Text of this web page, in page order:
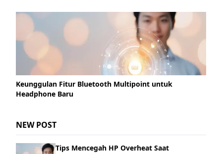
Keunggulan Fitur Bluetooth Multipoint untuk
Headphone Baru
NEW POST
Tips Mencegah HP Overheat Saat